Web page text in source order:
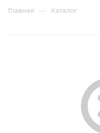
Главная — Каталог